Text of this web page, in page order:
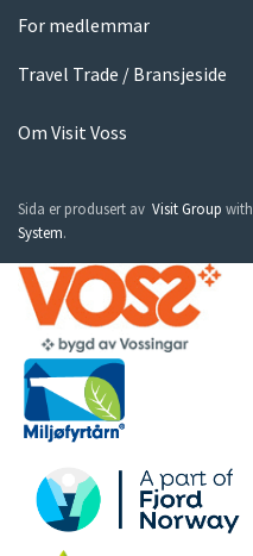
For medlemmar
Travel Trade / Bransjeside
Om Visit Voss
Sida er produsert av Visit Group with
System.